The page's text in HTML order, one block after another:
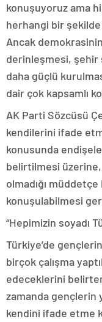
konuşuyoruz ama
herhangi bir
Ancak
derinleşmesi,
daha güçlü
dair çok kapsamlı
AK Parti Sözcüsü
kendilerini ifade
konusunda
belirtilmesi
olmadığı
konuşulabilmesi
“Hepimizin soyadı
Türkiye’de
birçok çalışma
edeceklerini belirten
zamanda gençlerin
kendini ifade etme